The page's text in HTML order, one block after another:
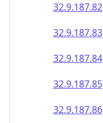
32.9.187.82
32.9.187.83
32.9.187.84
32.9.187.85
32.9.187.86